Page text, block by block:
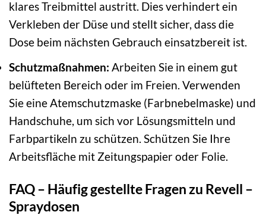
klares Treibmittel austritt. Dies verhindert ein
Verkleben der Düse und stellt sicher, dass die
Dose beim nächsten Gebrauch einsatzbereit ist.
Schutzmaßnahmen: Arbeiten Sie in einem gut
belüfteten Bereich oder im Freien. Verwenden
Sie eine Atemschutzmaske (Farbnebelmaske) und
Handschuhe, um sich vor Lösungsmitteln und
Farbpartikeln zu schützen. Schützen Sie Ihre
Arbeitsfläche mit Zeitungspapier oder Folie.
FAQ – Häufig gestellte Fragen zu Revell –
Spraydosen